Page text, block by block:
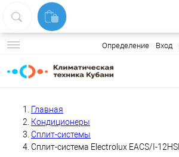
Определение Вход
Главная
Кондиционеры
Сплит-системы
Сплит-система Electrolux EACS/I-